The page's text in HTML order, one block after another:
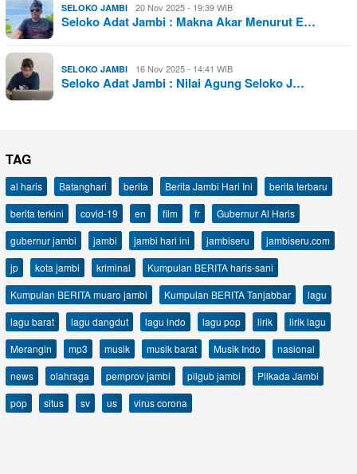
SELOKO JAMBI 20 Nov 2025 - 19:39 WIB
Seloko Adat Jambi : Makna Akar Menurut E…
SELOKO JAMBI 16 Nov 2025 - 14:41 WIB
Seloko Adat Jambi : Nilai Agung Seloko J…
TAG
al haris Batanghari berita Berita Jambi Hari Ini
berita terbaru
berita terkini
covid-19 en film fr
Gubernur Al Haris
gubernur jambi
jambi jambi hari ini jambiseru
jambiseru.com
jp
kota jambi kriminal
Kumpulan BERITA haris-sani
Kumpulan BERITA muaro jambi
Kumpulan BERITA Tanjabbar
lagu
lagu barat
lagu dangdut lagu indo lagu pop lirik
lirik lagu
Merangin
mp3 musik musik barat Musik Indo
nasional
news
olahraga pemprov jambi pilgub jambi
Pilkada Jambi
pop
situs sv us virus corona